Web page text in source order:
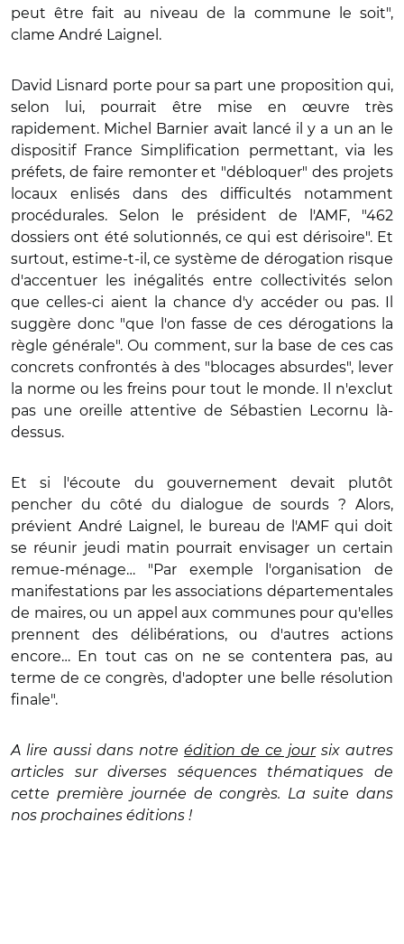
peut être fait au niveau de la commune le soit",
clame André Laignel.
David Lisnard porte pour sa part une proposition qui,
selon lui, pourrait être mise en œuvre très
rapidement. Michel Barnier avait lancé il y a un an le
dispositif France Simplification permettant, via les
préfets, de faire remonter et "débloquer" des projets
locaux enlisés dans des difficultés notamment
procédurales. Selon le président de l'AMF, "462
dossiers ont été solutionnés, ce qui est dérisoire". Et
surtout, estime-t-il, ce système de dérogation risque
d'accentuer les inégalités entre collectivités selon
que celles-ci aient la chance d'y accéder ou pas. Il
suggère donc "que l'on fasse de ces dérogations la
règle générale". Ou comment, sur la base de ces cas
concrets confrontés à des "blocages absurdes", lever
la norme ou les freins pour tout le monde. Il n'exclut
pas une oreille attentive de Sébastien Lecornu là-
dessus.
Et si l'écoute du gouvernement devait plutôt
pencher du côté du dialogue de sourds ? Alors,
prévient André Laignel, le bureau de l'AMF qui doit
se réunir jeudi matin pourrait envisager un certain
remue-ménage… "Par exemple l'organisation de
manifestations par les associations départementales
de maires, ou un appel aux communes pour qu'elles
prennent des délibérations, ou d'autres actions
encore… En tout cas on ne se contentera pas, au
terme de ce congrès, d'adopter une belle résolution
finale".
A lire aussi dans notre édition de ce joursix autres
articles sur diverses séquences thématiques de
cette première journée de congrès. La suite dans
nos prochaines éditions !